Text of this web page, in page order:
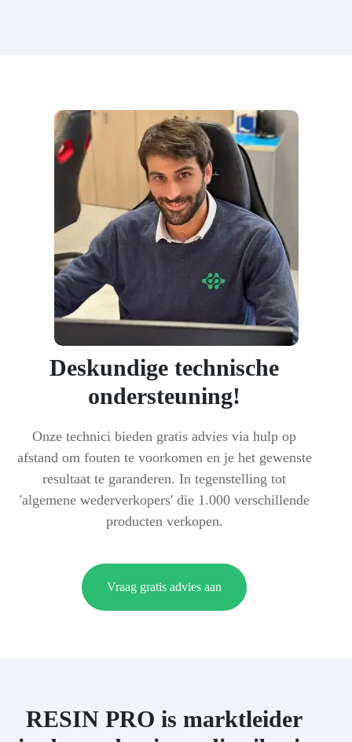
Deskundige technische
ondersteuning!
Onze technici bieden gratis advies via hulp op
afstand om fouten te voorkomen en je het gewenste
resultaat te garanderen. In tegenstelling tot
'algemene wederverkopers' die 1.000 verschillende
producten verkopen.
Vraag gratis advies aan
RESIN PRO is marktleider